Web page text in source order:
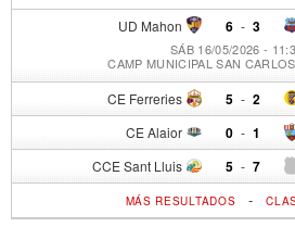
UD Mahon 6 - 3
SÁB 16/05/2026 -
CAMP MUNICIPAL SAN
CE Ferreries 5 - 2
CE Alaior 0 - 1
CCE Sant Lluis 5 - 7
MÁS RESULTADOS -